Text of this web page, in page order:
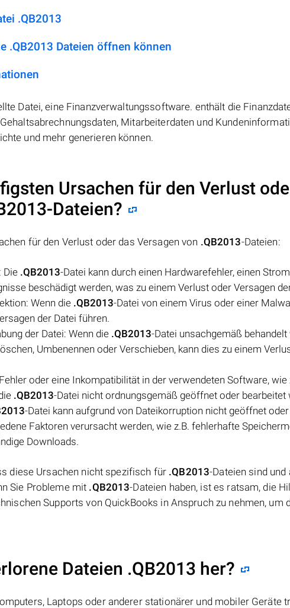
.QB2013
.QB2013 Dateien öffnen können
Datei, eine Finanzverwaltungssoftware. enthält die
Mitarbeiterdaten und
und mehr generieren können.
Ursachen für den Verlust
-Dateien?
für den Verlust oder das Versagen von .QB2013-Dateien:
Die .QB2013-Datei kann durch einen Hardwarefehler, einen
beschädigt werden, was zu einem Verlust oder Versagen
Wenn die .QB2013-Datei von einem Virus oder einer
der Datei führen.
der Datei: Wenn die .QB2013-Datei unsachgemäß
Umbenennen oder Verschieben, kann dies zu einem
oder eine Inkompatibilität in der verwendeten Software, wie
.QB2013-Datei nicht ordnungsgemäß geöffnet oder bearbeitet
-Datei kann aufgrund von Dateikorruption nicht geöffnet
Faktoren verursacht werden, wie z.B. fehlerhafte
Downloads.
diese Ursachen nicht spezifisch für .QB2013-Dateien sind und
Sie Probleme mit .QB2013-Dateien haben, ist es ratsam, die
Supports von QuickBooks in Anspruch zu nehmen, um
Dateien .QB2013 her?
Laptops oder anderer stationärer und mobiler Geräte